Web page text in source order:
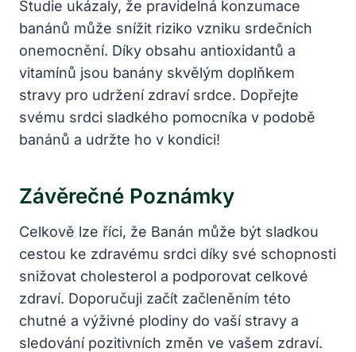
Studie ukázaly, že pravidelná konzumace
banánů může snížit riziko vzniku srdečních
onemocnění. Díky obsahu antioxidantů a
vitamínů jsou banány skvělým doplňkem
stravy pro udržení zdraví srdce. Dopřejte
svému srdci sladkého pomocníka v podobě
banánů a udržte ho v kondici!
Závěrečné Poznámky
Celkově lze říci, že Banán může být sladkou
cestou ke zdravému srdci díky své schopnosti
snižovat cholesterol a podporovat celkové
zdraví. Doporučuji začít začleněním této
chutné a výživné plodiny do vaší stravy a
sledování pozitivních změn ve vašem zdraví.